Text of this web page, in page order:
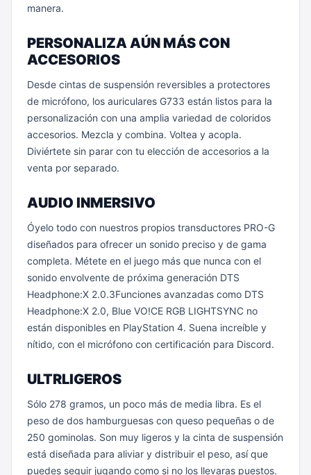
manera.
PERSONALIZA AÚN MÁS CON
ACCESORIOS
Desde cintas de suspensión reversibles a protectores
de micrófono, los auriculares G733 están listos para la
personalización con una amplia variedad de coloridos
accesorios. Mezcla y combina. Voltea y acopla.
Diviértete sin parar con tu elección de accesorios a la
venta por separado.
AUDIO INMERSIVO
Óyelo todo con nuestros propios transductores PRO-G
diseñados para ofrecer un sonido preciso y de gama
completa. Métete en el juego más que nunca con el
sonido envolvente de próxima generación DTS
Headphone:X 2.0.3Funciones avanzadas como DTS
Headphone:X 2.0, Blue VO!CE RGB LIGHTSYNC no
están disponibles en PlayStation 4. Suena increíble y
nítido, con el micrófono con certificación para Discord.
ULTRLIGEROS
Sólo 278 gramos, un poco más de media libra. Es el
peso de dos hamburguesas con queso pequeñas o de
250 gominolas. Son muy ligeros y la cinta de suspensión
está diseñada para aliviar y distribuir el peso, así que
puedes seguir jugando como si no los llevaras puestos.